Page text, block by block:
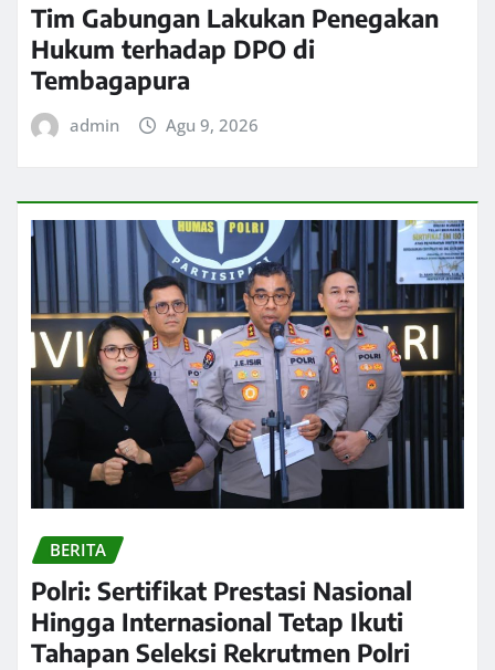
Tim Gabungan Lakukan Penegakan
Hukum terhadap DPO di
Tembagapura
admin Agu 9, 2026
BERITA
Polri: Sertifikat Prestasi Nasional
Hingga Internasional Tetap Ikuti
Tahapan Seleksi Rekrutmen Polri